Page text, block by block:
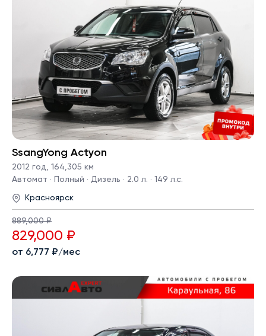
SsangYong Actyon
2012 год, 164,305 км
Автомат · Полный · Дизель · 2.0 л. · 149 л.с.
Красноярск
889,000 ₽
829,000 ₽
от 6,777 ₽/мес